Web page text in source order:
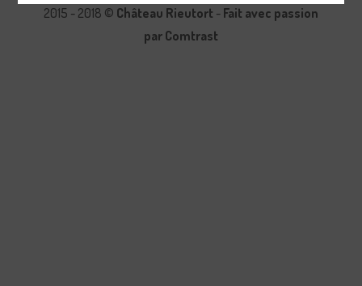
2015 - 2018 © Château Rieutort - Fait avec passion
par Comtrast